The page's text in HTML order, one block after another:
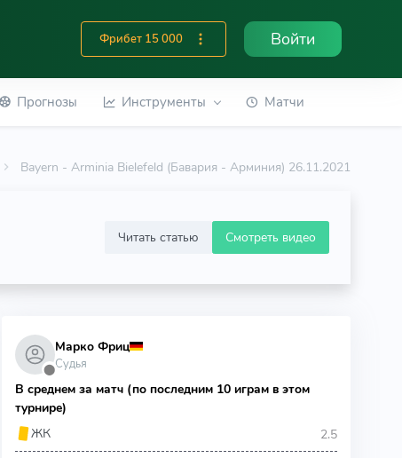
Фрибет 15 000 Войти
Прогнозы Инструменты Матчи
Bayern - Arminia Bielefeld (Бавария - Арминия) 26.11.2021
Читать статью Смотреть видео
⬤
Марко Фриц
Судья
В среднем за матч (по последним 10 играм в этом
турнире)
ЖК
2.5